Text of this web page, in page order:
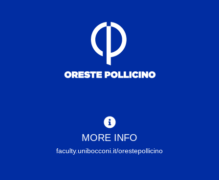
MORE INFO
faculty.unibocconi.it/orestepollicino